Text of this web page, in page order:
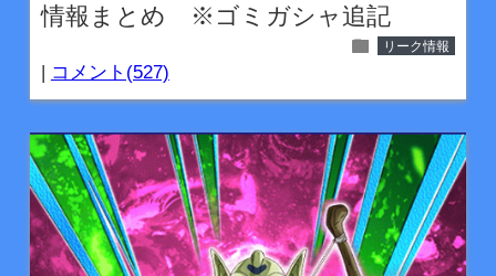
情報まとめ ※ゴミガシャ追記
folder リーク情報
コメント(527)